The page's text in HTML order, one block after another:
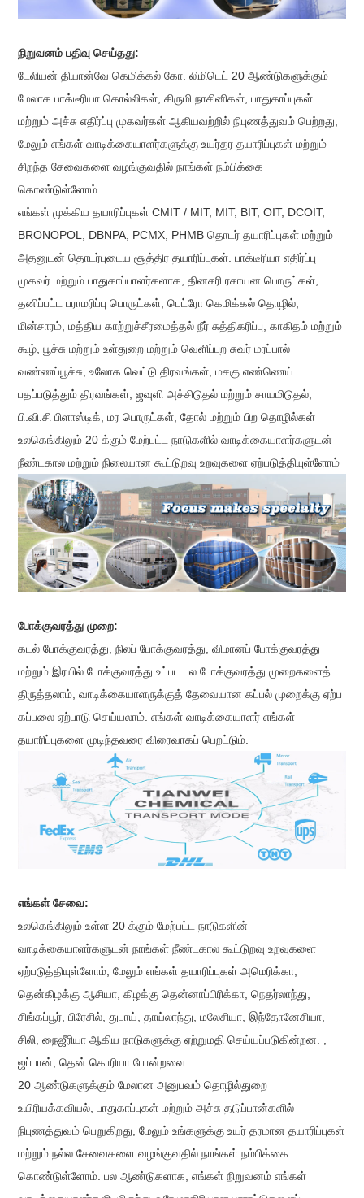
நிறுவனம் பதிவு செய்தது:
டேலியன் தியான்வே கெமிக்கல் கோ. லிமிடெட் 20 ஆண்டுகளுக்கும்
மேலாக பாக்டீரியா கொல்லிகள், கிருமி நாசினிகள், பாதுகாப்புகள்
மற்றும் அச்சு எதிர்ப்பு முகவர்கள் ஆகியவற்றில் நிபுணத்துவம் பெற்றது,
மேலும் எங்கள் வாடிக்கையாளர்களுக்கு உயர்தர தயாரிப்புகள் மற்றும்
சிறந்த சேவைகளை வழங்குவதில் நாங்கள் நம்பிக்கை
கொண்டுள்ளோம்.
எங்கள் முக்கிய தயாரிப்புகள் CMIT / MIT, MIT, BIT, OIT, DCOIT,
BRONOPOL, DBNPA, PCMX, PHMB தொடர் தயாரிப்புகள் மற்றும்
அதனுடன் தொடர்புடைய சூத்திர தயாரிப்புகள். பாக்டீரியா எதிர்ப்பு
முகவர் மற்றும் பாதுகாப்பாளர்களாக, தினசரி ரசாயன பொருட்கள்,
தனிப்பட்ட பராமரிப்பு பொருட்கள், பெட்ரோ கெமிக்கல் தொழில்,
மின்சாரம், மத்திய காற்றுச்சீரமைத்தல் நீர் சுத்திகரிப்பு, காகிதம் மற்றும்
கூழ், பூச்சு மற்றும் உள்துறை மற்றும் வெளிப்புற சுவர் மரப்பால்
வண்ணப்பூச்சு, உலோக வெட்டு திரவங்கள், மசகு எண்ணெய்
பதப்படுத்தும் திரவங்கள், ஜவுளி அச்சிடுதல் மற்றும் சாயமிடுதல்,
பி.வி.சி பிளாஸ்டிக், மர பொருட்கள், தோல் மற்றும் பிற தொழில்கள்
உலகெங்கிலும் 20 க்கும் மேற்பட்ட நாடுகளில் வாடிக்கையாளர்களுடன்
நீண்டகால மற்றும் நிலையான கூட்டுறவு உறவுகளை ஏற்படுத்தியுள்ளோம்
போக்குவரத்து முறை:
கடல் போக்குவரத்து, நிலப் போக்குவரத்து, விமானப் போக்குவரத்து
மற்றும் இரயில் போக்குவரத்து உட்பட பல போக்குவரத்து முறைகளைத்
திருத்தலாம், வாடிக்கையாளருக்குத் தேவையான கப்பல் முறைக்கு ஏற்ப
கப்பலை ஏற்பாடு செய்யலாம். எங்கள் வாடிக்கையாளர் எங்கள்
தயாரிப்புகளை முடிந்தவரை விரைவாகப் பெறட்டும்.
எங்கள் சேவை:
உலகெங்கிலும் உள்ள 20 க்கும் மேற்பட்ட நாடுகளின்
வாடிக்கையாளர்களுடன் நாங்கள் நீண்டகால கூட்டுறவு உறவுகளை
ஏற்படுத்தியுள்ளோம், மேலும் எங்கள் தயாரிப்புகள் அமெரிக்கா,
தென்கிழக்கு ஆசியா, கிழக்கு தென்னாப்பிரிக்கா, நெதர்லாந்து,
சிங்கப்பூர், பிரேசில், துபாய், தாய்லாந்து, மலேசியா, இந்தோனேசியா,
சிலி, நைஜீரியா ஆகிய நாடுகளுக்கு ஏற்றுமதி செய்யப்படுகின்றன. ,
ஜப்பான், தென் கொரியா போன்றவை.
20 ஆண்டுகளுக்கும் மேலான அனுபவம் தொழில்துறை
உயிரியக்கவியல், பாதுகாப்புகள் மற்றும் அச்சு தடுப்பான்களில்
நிபுணத்துவம் பெறுகிறது, மேலும் உங்களுக்கு உயர் தரமான தயாரிப்புகள்
மற்றும் நல்ல சேவைகளை வழங்குவதில் நாங்கள் நம்பிக்கை
கொண்டுள்ளோம். பல ஆண்டுகளாக, எங்கள் நிறுவனம் எங்கள்